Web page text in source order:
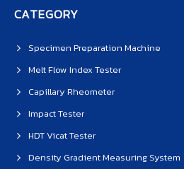
CATEGORY
Specimen Preparation Machine
Melt Flow Index Tester
Capillary Rheometer
Impact Tester
HDT Vicat Tester
Density Gradient Measuring System